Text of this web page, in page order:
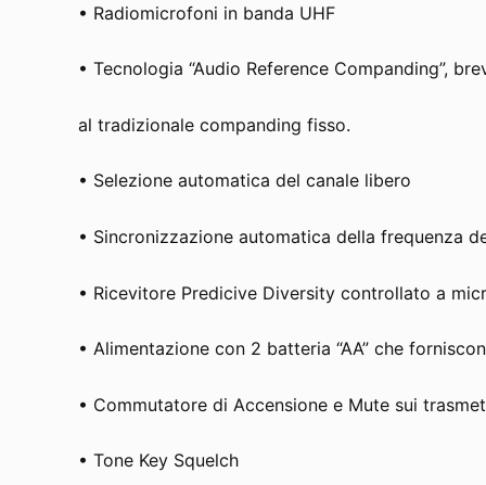
• Radiomicrofoni in banda UHF
• Tecnologia “Audio Reference Companding”,
al tradizionale companding fisso.
• Selezione automatica del canale libero
• Sincronizzazione automatica della frequenza
• Ricevitore Predicive Diversity controllato a
• Alimentazione con 2 batteria “AA” che
• Commutatore di Accensione e Mute sui
• Tone Key Squelch